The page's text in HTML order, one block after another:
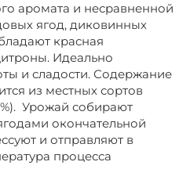
аромата и несравненной
ягод, диковинных
красная
Идеально
и сладости. Содержание
из местных сортов
Урожай собирают
окончательной
и отправляют в
процесса